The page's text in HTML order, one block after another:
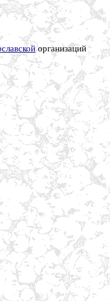
организаций